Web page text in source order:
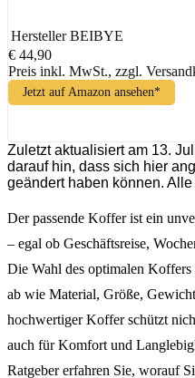
Hersteller BEIBYE
€ 44,90
Preis inkl. MwSt., zzgl.
Jetzt auf Amazon ansehen*
Zuletzt aktualisiert am 13.
darauf hin, dass sich hier
geändert haben können.
Der passende Koffer ist ein
– egal ob Geschäftsreise,
Die Wahl des optimalen Koffers
ab wie Material, Größe,
hochwertiger Koffer schützt
auch für Komfort und
Ratgeber erfahren Sie, worauf